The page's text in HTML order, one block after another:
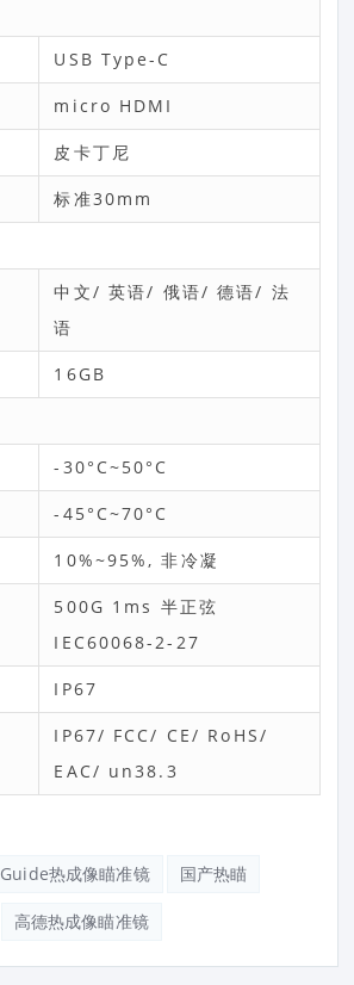
USB Type-C
micro HDMI
皮卡丁尼
标准30mm
中文/ 英语/ 俄语/ 德语/ 法
语
16GB
-30°C~50°C
-45°C~70°C
10%~95%, 非冷凝
500G 1ms 半正弦
IEC60068-2-27
IP67
IP67/ FCC/ CE/ RoHS/
EAC/ un38.3
Guide热成像瞄准镜 国产热瞄
高德热成像瞄准镜